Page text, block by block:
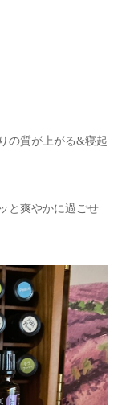
の質が上がる&寝起
と爽やかに過ごせ